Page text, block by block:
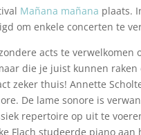
Mañana mañana plaats.
om enkele concerten te
acts te
die je juist kunnen
zeker thuis! Annette
De lame sonore is
repertoire op uit te
Flach studeerde piano